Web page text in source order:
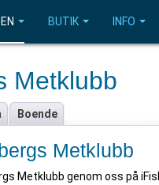
BUTIK INFO
Metklubb
Boende
Metklubb
Metklubb genom oss på